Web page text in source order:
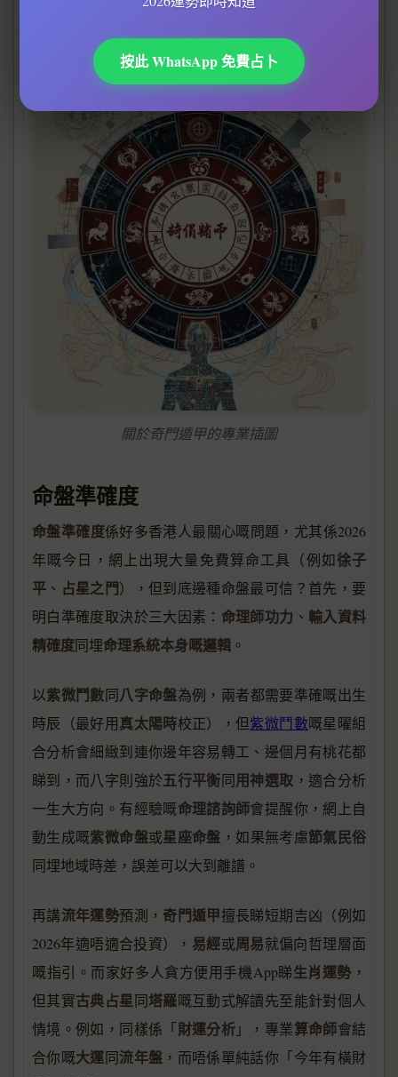
，分宮制都係幫你將複雜嘅命理信息系統化嘅重要
關於奇門遁甲的專業插圖
命盤準確度
命盤準確度係好多香港人最關心嘅問題，尤其係2026
年嘅今日，網上出現大量免費算命工具（例如徐子
平 、 占星之門），但到底邊種命盤最可信？首先，要
明白準確度取決於三大因素： 命理師功力 、 輸入資料
精確度同埋命理系統本身嘅邏輯 。
以紫微鬥數同八字命盤為例，兩者都需要準確嘅出生
時辰（最好用真太陽時校正），但紫微鬥數嘅星曜組
合分析會細緻到連你邊年容易轉工、邊個月有桃花都
睇到，而八字則強於五行平衡同用神選取 ，適合分析
一生大方向。有經驗嘅命理諮詢師會提醒你，網上自
動生成嘅紫微命盤或星座命盤 ，如果無考慮節氣民俗
同埋地域時差，誤差可以大到離譜。
再講流年運勢預測， 奇門遁甲擅長睇短期吉凶（例如
2026年適唔適合投資）， 易經或周易就偏向哲理層面
嘅指引。而家好多人貪方便用手機App睇生肖運勢 ，
但其實古典占星同塔羅嘅互動式解讀先至能針對個人
情境。例如，同樣係「財運分析」，專業算命師會結
合你嘅大運同流年盤 ，而唔係單純話你「今年有橫財
按此 WhatsApp 免費占卜